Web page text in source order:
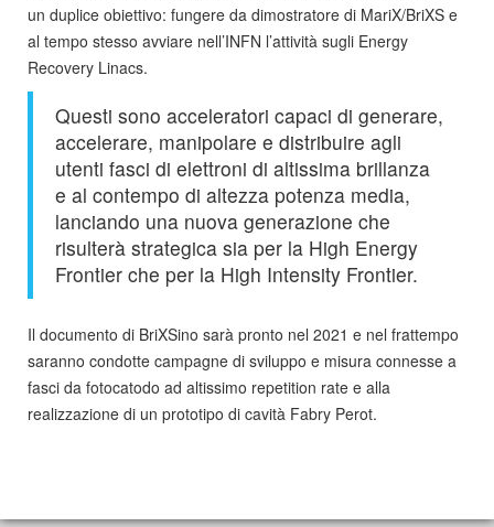
un duplice obiettivo: fungere da dimostratore di MariX/BriXS e
al tempo stesso avviare nell’INFN l’attività sugli Energy
Recovery Linacs.
Questi sono acceleratori capaci di generare,
accelerare, manipolare e distribuire agli
utenti fasci di elettroni di altissima brillanza
e al contempo di altezza potenza media,
lanciando una nuova generazione che
risulterà strategica sia per la High Energy
Frontier che per la High Intensity Frontier.
Il documento di BriXSino sarà pronto nel 2021 e nel frattempo
saranno condotte campagne di sviluppo e misura connesse a
fasci da fotocatodo ad altissimo repetition rate e alla
realizzazione di un prototipo di cavità Fabry Perot.